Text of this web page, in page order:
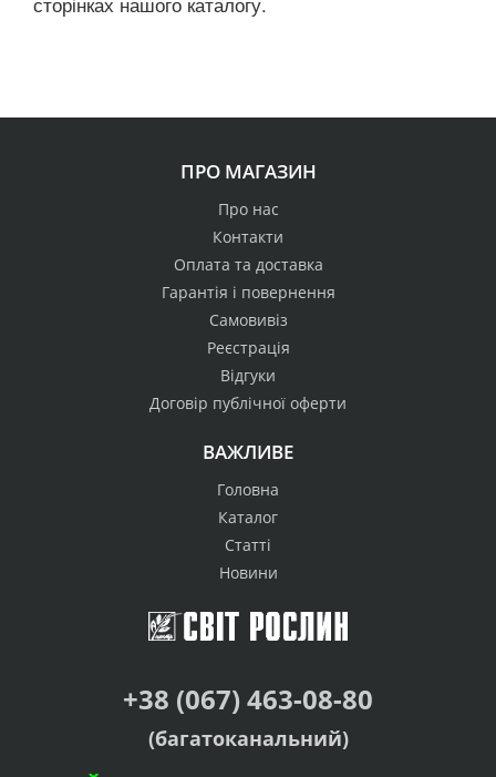
ПРО МАГАЗИН
Про нас
Контакти
Оплата та доставка
Гарантія і повернення
Самовивіз
Реєстрація
Відгуки
Договір публічної оферти
ВАЖЛИВЕ
Головна
Каталог
Статті
Новини
+38 (067) 463-08-80
(багатоканальний)